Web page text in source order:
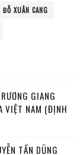
ĐỖ XUÂN CANG
GIANG
VIỆT NAM (ĐỊNH
TẤN DŨNG